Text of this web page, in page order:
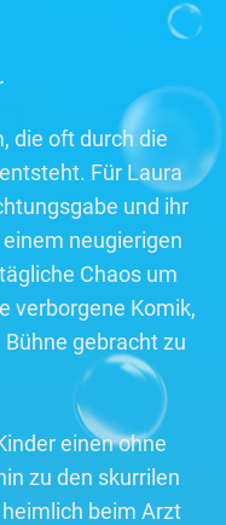
die oft durch die
Für Laura
und ihr
neugierigen
Chaos um
verborgene Komik,
gebracht zu
einen ohne
zu den skurrilen
beim Arzt